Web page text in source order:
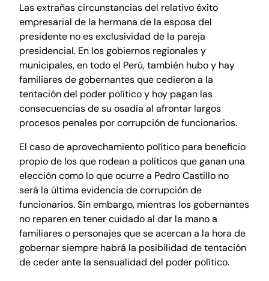
Las extrañas circunstancias del relativo éxito
empresarial de la hermana de la esposa del
presidente no es exclusividad de la pareja
presidencial. En los gobiernos regionales y
municipales, en todo el Perú, también hubo y hay
familiares de gobernantes que cedieron a la
tentación del poder político y hoy pagan las
consecuencias de su osadía al afrontar largos
procesos penales por corrupción de funcionarios.
El caso de aprovechamiento político para beneficio
propio de los que rodean a políticos que ganan una
elección como lo que ocurre a Pedro Castillo no
será la última evidencia de corrupción de
funcionarios. Sin embargo, mientras los gobernantes
no reparen en tener cuidado al dar la mano a
familiares o personajes que se acercan a la hora de
gobernar siempre habrá la posibilidad de tentación
de ceder ante la sensualidad del poder político.